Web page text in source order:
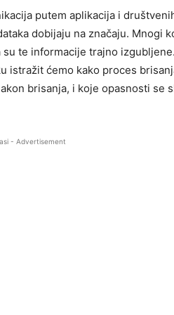
putem aplikacija i
dobijaju na značaju. Mnogi
te informacije trajno
istražit ćemo kako proces
brisanja, i koje opasnosti se
- Advertisement